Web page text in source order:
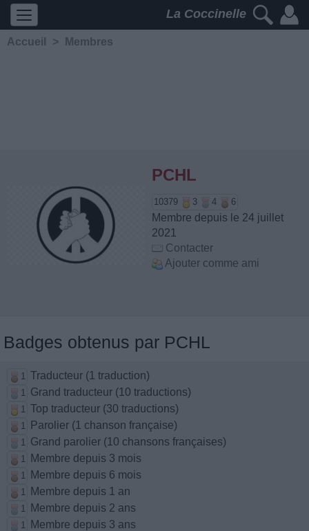
La Coccinelle
Accueil > Membres
PCHL
10379 3 4 6
Membre depuis le 24 juillet
2021
Contacter
Ajouter comme ami
Badges obtenus par PCHL
1 Traducteur (1 traduction)
1 Grand traducteur (10 traductions)
1 Top traducteur (30 traductions)
1 Parolier (1 chanson française)
1 Grand parolier (10 chansons françaises)
1 Membre depuis 3 mois
1 Membre depuis 6 mois
1 Membre depuis 1 an
1 Membre depuis 2 ans
1 Membre depuis 3 ans